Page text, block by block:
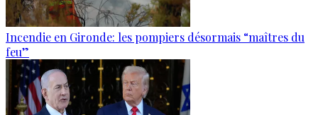
Incendie en Gironde: les pompiers désormais “maîtres du
feu”